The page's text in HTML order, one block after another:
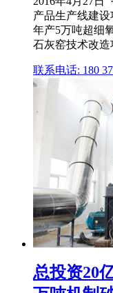
产品生产线建设
年产5万吨超细
石灰窑技术改造
联系电话: 180
总投资20